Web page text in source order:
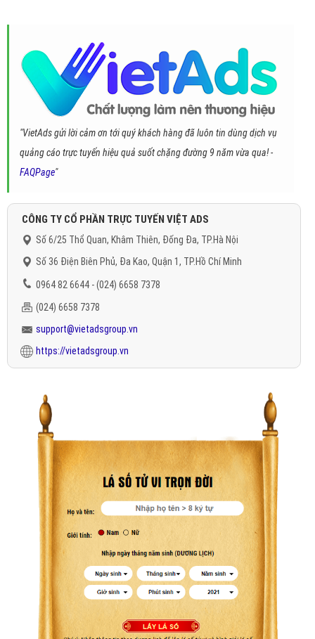
"VietAds gửi lời cảm ơn tới quý khách hàng đã luôn tin dùng dịch vụ
quảng cáo trực tuyến hiệu quả suốt chặng đường 9 năm vừa qua! -
FAQPage"
CÔNG TY CỔ PHẦN TRỰC TUYẾN VIỆT ADS
Số 6/25 Thổ Quan, Khâm Thiên, Đống Đa, TP.Hà Nội
Số 36 Điện Biên Phủ, Đa Kao, Quận 1, TP.Hồ Chí Minh
0964 82 6644 - (024) 6658 7378
(024) 6658 7378
support@vietadsgroup.vn
https://vietadsgroup.vn